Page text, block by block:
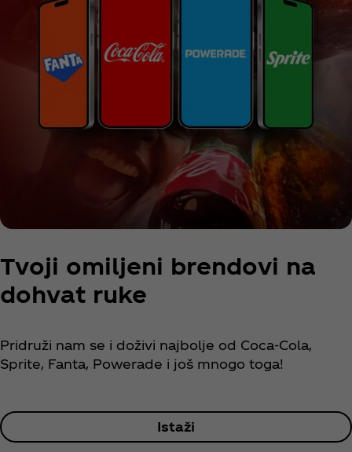
Tvoji omiljeni brendovi na
dohvat ruke
Pridruži nam se i doživi najbolje od Coca‑Cola,
Sprite, Fanta, Powerade i još mnogo toga!
Istaži